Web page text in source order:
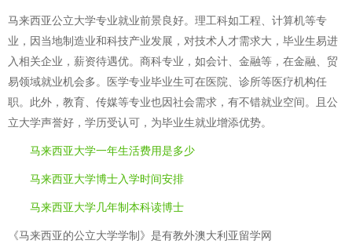
马来西亚公立大学专业就业前景良好。理工科如工程、计算机等专
业，因当地制造业和科技产业发展，对技术人才需求大，毕业生易进
入相关企业，薪资待遇优。商科专业，如会计、金融等，在金融、贸
易领域就业机会多。医学专业毕业生可在医院、诊所等医疗机构任
职。此外，教育、传媒等专业也因社会需求，有不错就业空间。且公
立大学声誉好，学历受认可，为毕业生就业增添优势。
马来西亚大学一年生活费用是多少
马来西亚大学博士入学时间安排
马来西亚大学几年制本科读博士
《马来西亚的公立大学学制》是有教外澳大利亚留学网